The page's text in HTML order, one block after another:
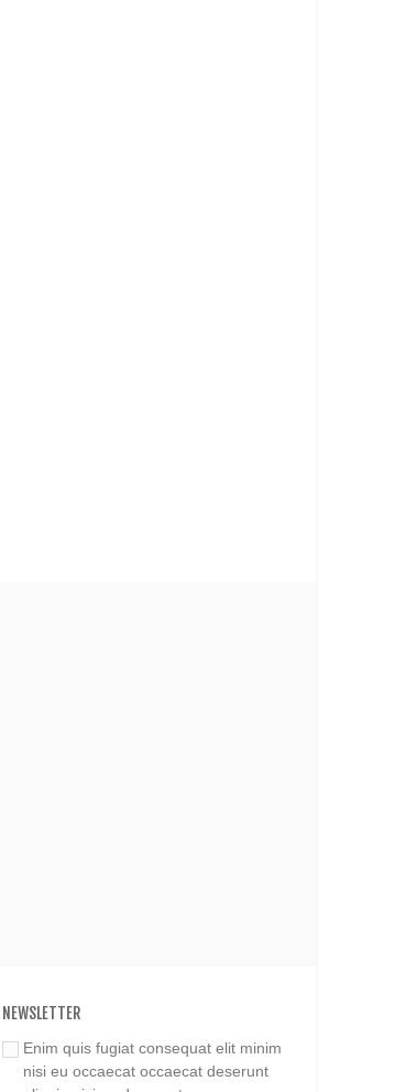
NEWSLETTER
Enim quis fugiat consequat elit minim
nisi eu occaecat occaecat deserunt